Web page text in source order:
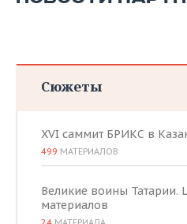
Сюжеты
XVI саммит БРИКС в
499 МАТЕРИАЛОВ
Великие воины Татарии.
материалов